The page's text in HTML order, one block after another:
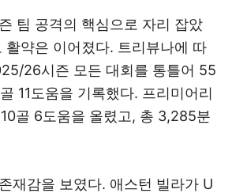
팀 공격의 핵심으로 자리 잡았
활약은 이어졌다. 트리뷰나에 따
26시즌 모든 대회를 통틀어 55
11도움을 기록했다. 프리미어리
골 6도움을 올렸고, 총 3,285분
재감을 보였다. 애스턴 빌라가 U